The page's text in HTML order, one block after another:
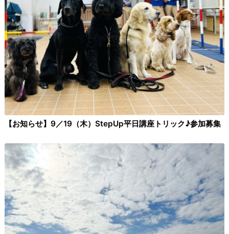
【お知らせ】9／19（木）StepUp平日講座トリック♪参加募集